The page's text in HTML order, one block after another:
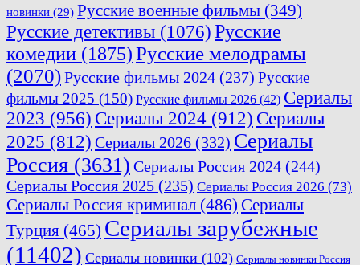
новинки (29) Русские военные фильмы (349)
Русские детективы (1076)Русские
комедии (1875)Русские мелодрамы
(2070)Русские фильмы 2024 (237) Русские
фильмы 2025 (150) Русские фильмы 2026 (42) Сериалы
2023 (956) Сериалы 2024 (912) Сериалы
2025 (812) Сериалы 2026 (332) Сериалы
Россия (3631) Сериалы Россия 2024 (244)
Сериалы Россия 2025 (235) Сериалы Россия 2026 (73)
Сериалы Россия криминал (486) Сериалы
Турция (465) Сериалы зарубежные
(11402) Сериалы новинки (102) Сериалы новинки Россия